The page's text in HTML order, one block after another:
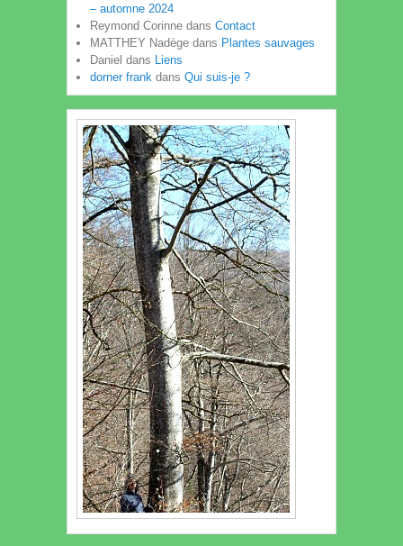
– automne 2024
Reymond Corinne dans Contact
MATTHEY Nadège dans Plantes sauvages
Daniel dans Liens
dorner frank dans Qui suis-je ?